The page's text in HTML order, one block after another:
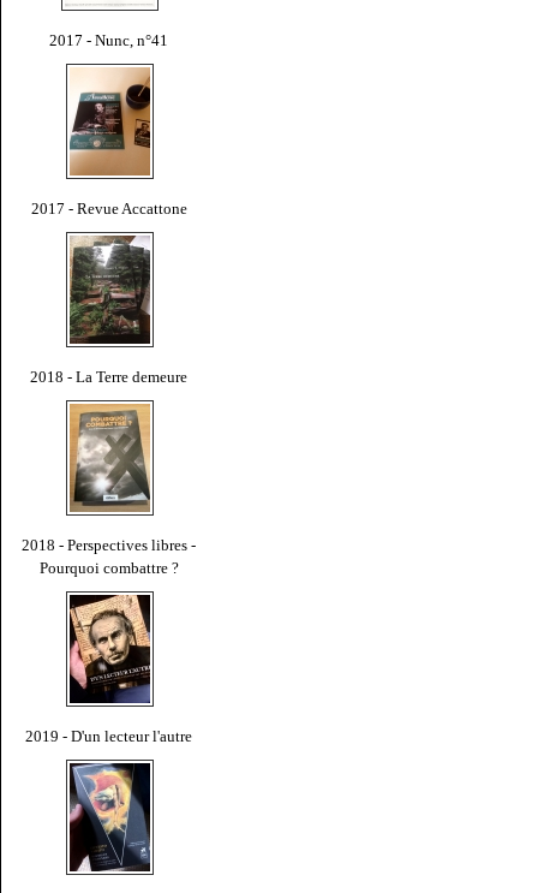
2017 - Nunc, n°41
2017 - Revue Accattone
2018 - La Terre demeure
2018 - Perspectives libres -
Pourquoi combattre ?
2019 - D'un lecteur l'autre